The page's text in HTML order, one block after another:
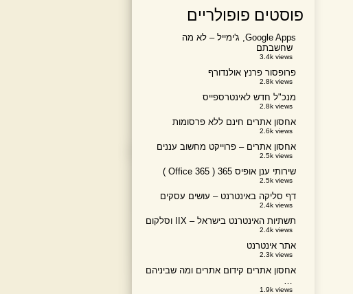
פוסטים פופולריים
Google Apps, ג'ימייל – לא מה
שחשבתם
3.4k views
פרופסור פרנץ אולנדורף
2.8k views
מנכ"ל חדש לאינטרספייס
2.8k views
אחסון אתרים חינם ללא פרסומות
2.6k views
אחסון אתרים – פרוייקט מחשוב עננים
2.5k views
שירותי ענן אופיס 365 ( Office 365 )
2.5k views
דף סליקה באינטרנט – עושים עסקים
2.4k views
תשתיות האינטרנט בישראל – IIX וסלקום
2.4k views
אתר אינטרנט
2.3k views
אחסון אתרים קידום אתרים ומה שביניהם
…
1.9k views